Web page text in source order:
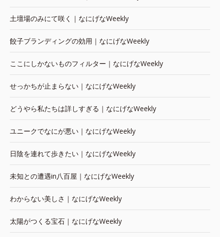
土壇場のみにて咲く｜なにげなWeekly
餃子ブランディングの効用｜なにげなWeekly
ここにしかないものフィルター｜なにげなWeekly
せっかちが止まらない｜なにげなWeekly
どうやら私たちは詳しすぎる｜なにげなWeekly
ユニークでなにが悪い｜なにげなWeekly
日陰を連れて歩きたい｜なにげなWeekly
未知との遭遇in八百屋｜なにげなWeekly
わからない美しさ｜なにげなWeekly
太陽がつくる宝石｜なにげなWeekly